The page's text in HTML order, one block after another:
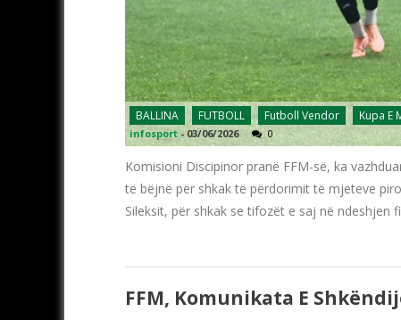
BALLINA FUTBOLL Futboll Vendor Kupa E
infosport -03/06/2026 0
Komisioni Discipinor pranë FFM-së, ka
të bëjnë për shkak të përdorimit të mjeteve
Sileksit, për shkak se tifozët e saj në ndeshjen
FFM, Komunikata E